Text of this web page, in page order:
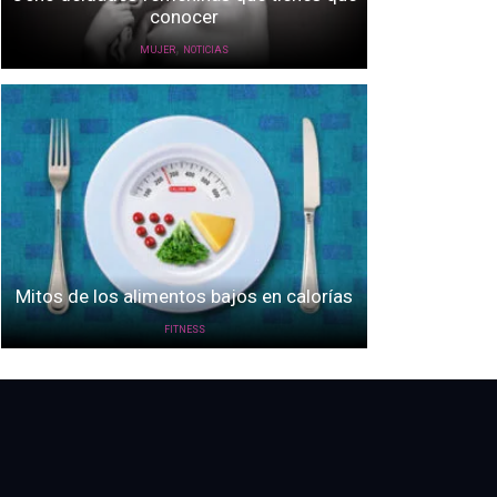
conocer
MUJER, NOTICIAS
Mitos de los alimentos bajos en calorías
FITNESS